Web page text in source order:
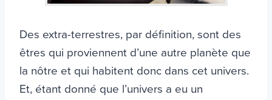
Des extra-terrestres, par définition, sont des
êtres qui proviennent d’une autre planète que
la nôtre et qui habitent donc dans cet univers.
Et, étant donné que l’univers a eu un